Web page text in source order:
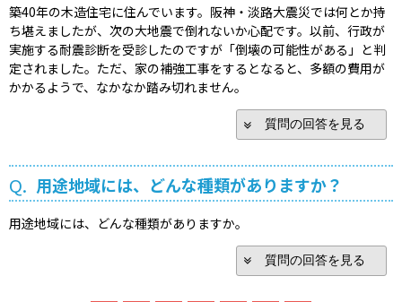
築40年の木造住宅に住んでいます。阪神・淡路大震災では何とか持
ち堪えましたが、次の大地震で倒れないか心配です。以前、行政が
実施する耐震診断を受診したのですが「倒壊の可能性がある」と判
定されました。ただ、家の補強工事をするとなると、多額の費用が
かかるようで、なかなか踏み切れません。
質問の回答を見る
Q. 用途地域には、どんな種類がありますか？
用途地域には、どんな種類がありますか。
質問の回答を見る